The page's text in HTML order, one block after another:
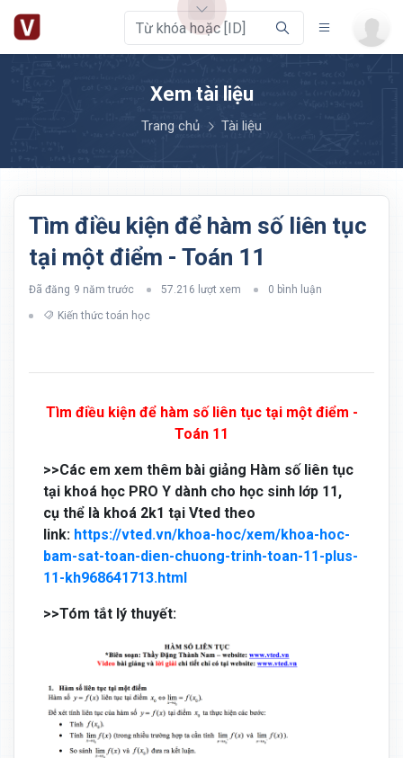
Xem tài liệu
Trang chủ Tài liệu
Tìm điều kiện để hàm số liên tục
tại một điểm - Toán 11
Đã đăng 9 năm trước 57.216 lượt xem 0 bình luận
Kiến thức toán học
Tìm điều kiện để hàm số liên tục tại một điểm -
Toán 11
>>Các em xem thêm bài giảng Hàm số liên tục
tại khoá học PRO Y dành cho học sinh lớp 11,
cụ thể là khoá 2k1 tại Vted theo
link: https://vted.vn/khoa-hoc/xem/khoa-hoc-
bam-sat-toan-dien-chuong-trinh-toan-11-plus-
11-kh968641713.html
>>Tóm tắt lý thuyết: